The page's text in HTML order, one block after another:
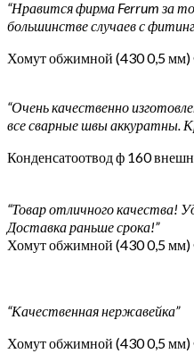
“Нравится фирма Ferrum за
большинстве случаев с
Хомут обжимной (430 0,5
“Очень качественно
все сварные швы аккуратны.
Конденсатоотвод ф 160
“Товар отличного качества!
Доставка раньше срока!”
Хомут обжимной (430 0,5
“Качественная нержавейка”
Хомут обжимной (430 0,5